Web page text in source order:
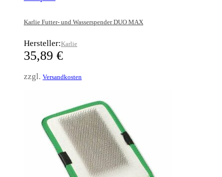
Karlie Futter- und Wasserspender DUO MAX
Hersteller:Karlie
35,89 €
zzgl. Versandkosten